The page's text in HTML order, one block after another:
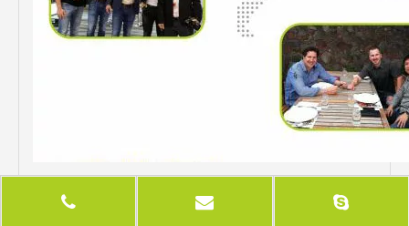
Profil de la société